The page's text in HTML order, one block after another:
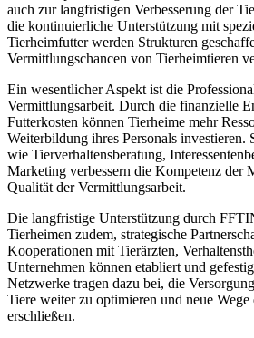
auch zur langfristigen Verbesserung der
die kontinuierliche Unterstützung mit
Tierheimfutter werden Strukturen
Vermittlungschancen von Tierheimtieren
Ein wesentlicher Aspekt ist die
Vermittlungsarbeit. Durch die finanzielle
Futterkosten können Tierheime mehr
Weiterbildung ihres Personals investieren.
wie Tierverhaltensberatung,
Marketing verbessern die Kompetenz der
Qualität der Vermittlungsarbeit.
Die langfristige Unterstützung durch
Tierheimen zudem, strategische
Kooperationen mit Tierärzten,
Unternehmen können etabliert und
Netzwerke tragen dazu bei, die
Tiere weiter zu optimieren und neue
erschließen.